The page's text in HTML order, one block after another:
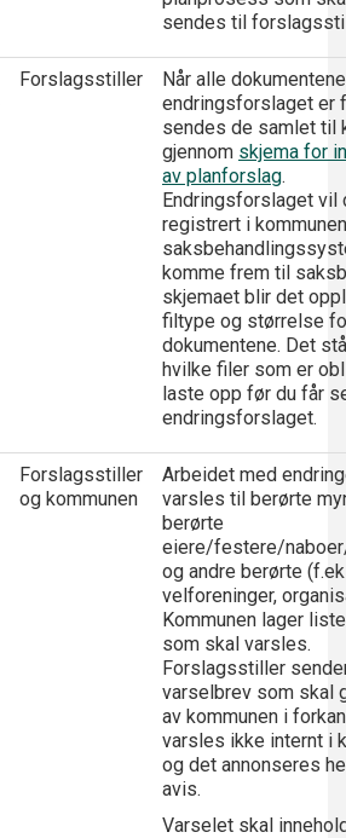
sendes til
Forslagsstiller
Når alle
endringsforslaget er
sendes de samlet til
gjennom skjema for
av planforslag.
Endringsforslaget vil
registrert i
komme frem til
skjemaet blir det
filtype og størrelse
dokumentene. Det
hvilke filer som er
laste opp før du får
endringsforslaget.
Forslagsstiller
og kommunen
Arbeidet med
varsles til berørte
berørte
eiere/festere/
og andre berørte
velforeninger,
Kommunen lager
som skal varsles.
Forslagsstiller
varselbrev som skal
av kommunen i
varsles ikke internt i
og det annonseres
avis.
Varselet skal